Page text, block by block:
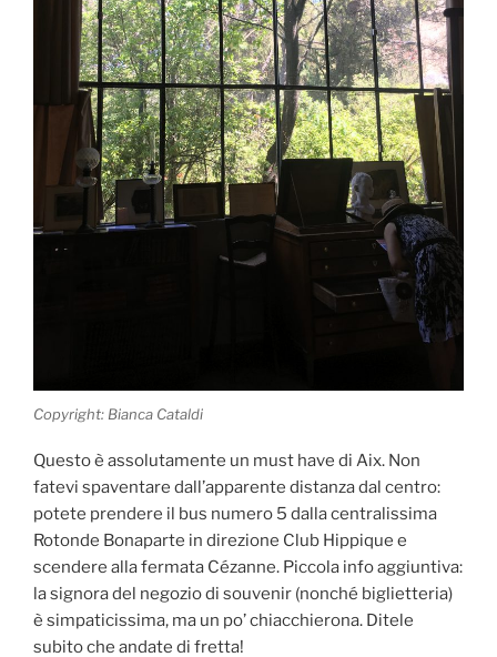
Copyright: Bianca Cataldi
Questo è assolutamente un must have di Aix. Non
fatevi spaventare dall’apparente distanza dal centro:
potete prendere il bus numero 5 dalla centralissima
Rotonde Bonaparte in direzione Club Hippique e
scendere alla fermata Cézanne. Piccola info aggiuntiva:
la signora del negozio di souvenir (nonché biglietteria)
è simpaticissima, ma un po’ chiacchierona. Ditele
subito che andate di fretta!